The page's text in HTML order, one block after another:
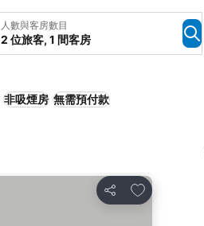
人數與客房數目
2 位旅客, 1 間客房
非吸煙房 無需預付款
分享
放到收藏夾